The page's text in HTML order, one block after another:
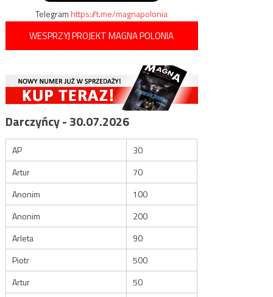
Telegramhttps://t.me/magnapolonia
WESPRZYJ PROJEKT MAGNA POLONIA
Darczyńcy - 30.07.2026
AP
30
Artur
70
Anonim
100
Anonim
200
Arleta
90
Piotr
500
Artur
50